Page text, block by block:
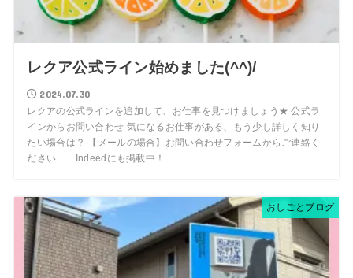
レクア公式ライン始めました(^^)/
2024.07.30
レクアの公式ラインを追加して、お仕事を見つけましょう★ 公式ラ
インからお問い合わせ 気になるお仕事がある、もう少し詳しく知り
たい場合は？ 【メールの場合】お問い合わせフォームからご連絡く
ださい Indeedにも掲載中！...
おしごとブログ